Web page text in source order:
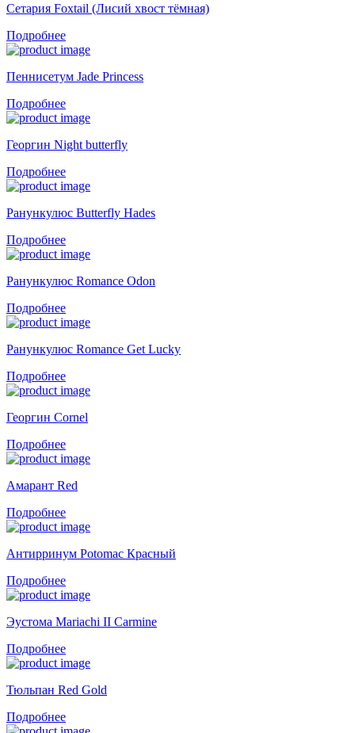
Сетария Foxtail (Лисий хвост тёмная)
Подробнее
Пеннисетум Jade Princess
Подробнее
Георгин Night butterfly
Подробнее
Ранункулюс Butterfly Hades
Подробнее
Ранункулюс Romance Odon
Подробнее
Ранункулюс Romance Get Lucky
Подробнее
Георгин Cornel
Подробнее
Амарант Red
Подробнее
Антирринум Potomac Красный
Подробнее
Эустома Mariachi II Carmine
Подробнее
Тюльпан Red Gold
Подробнее